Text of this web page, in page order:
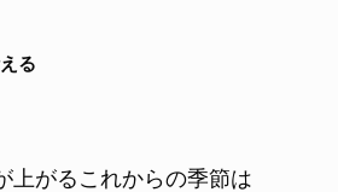
る
上がるこれからの季節は